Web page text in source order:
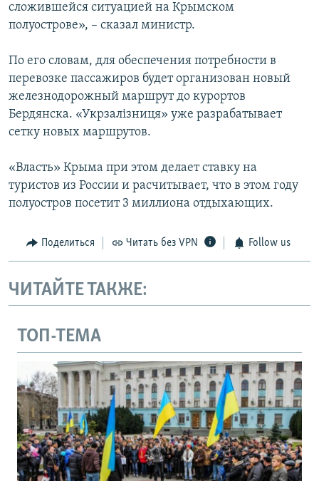
сложившейся ситуацией на Крымском
полуострове», – сказал министр.
По его словам, для обеспечения потребности в
перевозке пассажиров будет организован новый
железнодорожный маршрут до курортов
Бердянска. «Укрзалiзниця» уже разрабатывает
сетку новых маршрутов.
«Власть» Крыма при этом делает ставку на
туристов из России и расчитывает, что в этом году
полуостров посетит 3 миллиона отдыхающих.
Поделиться Читать без VPN Follow us
ЧИТАЙТЕ ТАКЖЕ:
ТОП-ТЕМА